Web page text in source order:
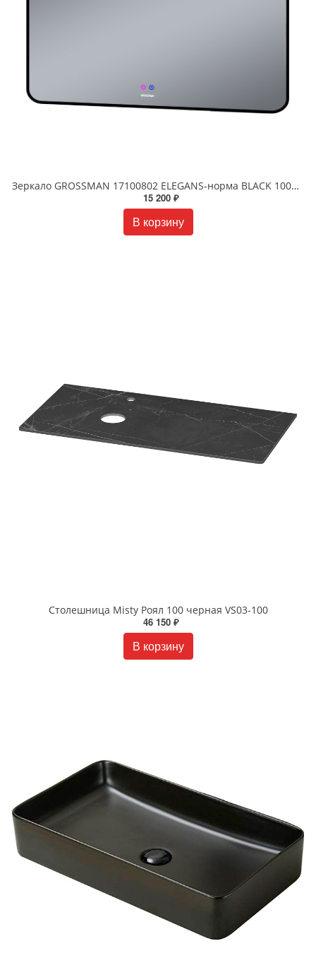
Зеркало GROSSMAN 17100802 ELEGANS-норма BLACK 1000*800*45 LED с сенсорным выключателем и подогревом
15 200 ₽
В корзину
Столешница Misty Роял 100 черная VS03-100
46 150 ₽
В корзину